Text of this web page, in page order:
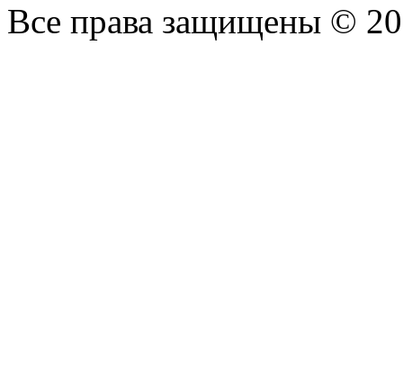
Все права защищены ©